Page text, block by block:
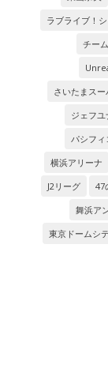
ラブライブ！
チー
さいたまス
ジェフ
パシフィ
横浜アリーナ
J2リーグ
47
舞浜ア
東京ドームシ